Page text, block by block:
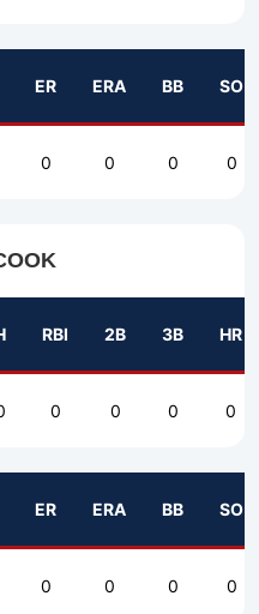
ER ERA BB SO
0 0 0 0
RBI 2B 3B HR
0 0 0 0
ER ERA BB SO
0 0 0 0